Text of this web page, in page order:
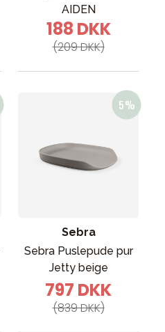
AIDEN
188 DKK
(209 DKK)
Sebra
Sebra Puslepude pur
Jetty beige
797 DKK
(839 DKK)